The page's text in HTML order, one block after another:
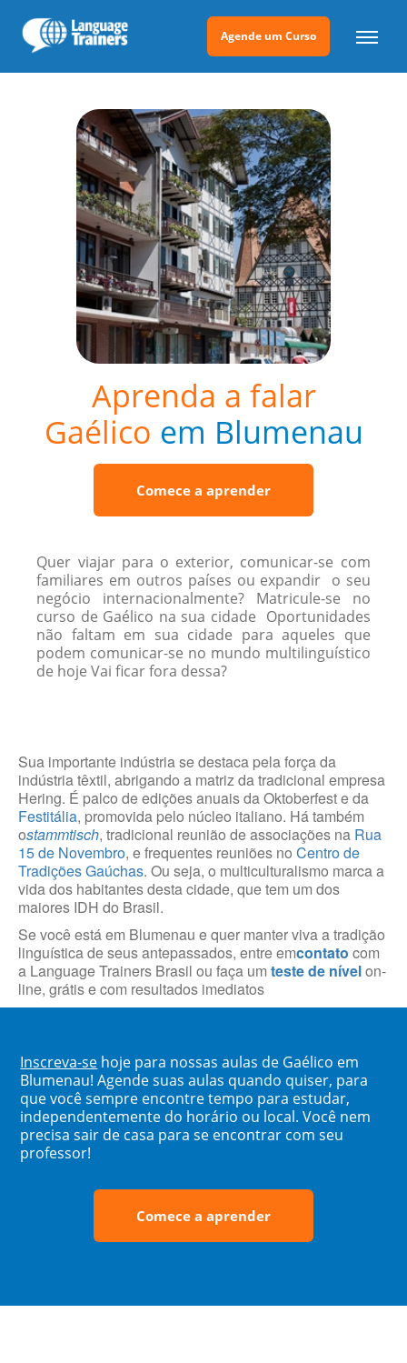
Agende um Curso
Aprenda a falar
Gaélico em Blumenau
Comece a aprender
Quer viajar para o exterior, comunicar-se com
familiares em outros países ou expandir o seu
negócio internacionalmente? Matricule-se no
curso de Gaélico na sua cidade Oportunidades
não faltam em sua cidade para aqueles que
podem comunicar-se no mundo multilinguístico
de hoje Vai ficar fora dessa?
Sua importante indústria se destaca pela força da
indústria têxtil, abrigando a matriz da tradicional empresa
Hering. É palco de edições anuais da Oktoberfest e da
Festitália, promovida pelo núcleo italiano. Há também
ostammtisch, tradicional reunião de associações na Rua
15 de Novembro, e frequentes reuniões no Centro de
Tradições Gaúchas. Ou seja, o multiculturalismo marca a
vida dos habitantes desta cidade, que tem um dos
maiores IDH do Brasil.
Se você está em Blumenau e quer manter viva a tradição
linguística de seus antepassados, entre emcontato com
a Language Trainers Brasil ou faça um teste de nívelon-
line, grátis e com resultados imediatos
Inscreva-se hoje para nossas aulas de Gaélico em
Blumenau! Agende suas aulas quando quiser, para
que você sempre encontre tempo para estudar,
independentemente do horário ou local. Você nem
precisa sair de casa para se encontrar com seu
professor!
Comece a aprender